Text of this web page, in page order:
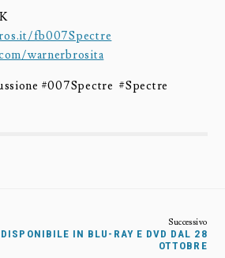
fb007Spectre
warnerbrosita
#007Spectre #Spectre
IN BLU-RAY E DVD DAL 28
OTTOBRE